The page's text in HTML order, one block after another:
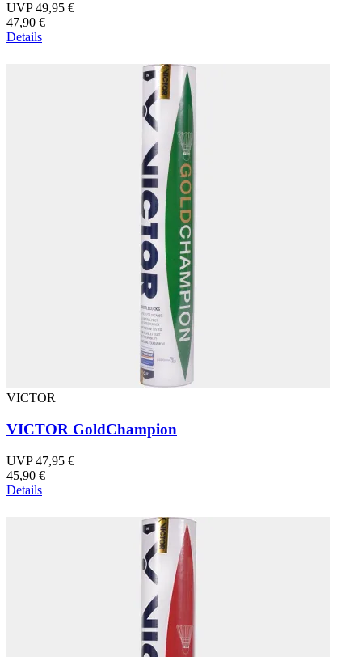
UVP 49,95 €
47,90 €
Details
VICTOR
VICTOR GoldChampion
UVP 47,95 €
45,90 €
Details